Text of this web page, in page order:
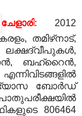
ചേളാരി: 2012
തമിഴ്‌നാട്,
ലക്ഷദ്വീപുകള്‍,
ബഹ്‌റൈന്‍,
ബോര്‍ഡ്
806464